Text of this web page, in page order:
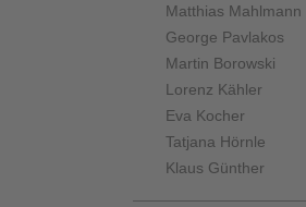
Matthias Mahlmann
George Pavlakos
Martin Borowski
Lorenz Kähler
Eva Kocher
Tatjana Hörnle
Klaus Günther